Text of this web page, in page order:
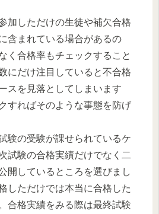
加しただけの生徒や補欠合格
含まれている場合があるの
く合格率もチェックすること
にだけ注目していると不合格
スを見落としてしまいます
すればそのような事態を防げ
験の受験が課せられているケ
試験の合格実績だけでなく二
開しているところを選びまし
しただけでは本当に合格した
合格実績をみる際は最終試験